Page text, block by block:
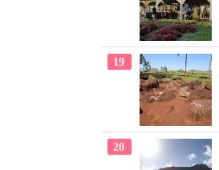
19
20